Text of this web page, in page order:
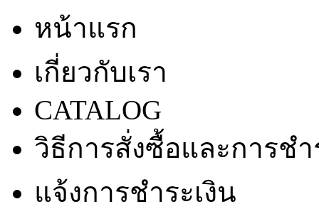
หน้าแรก
เกี่ยวกับเรา
CATALOG
วิธีการสั่งซื้อและการชำ
แจ้งการชำระเงิน